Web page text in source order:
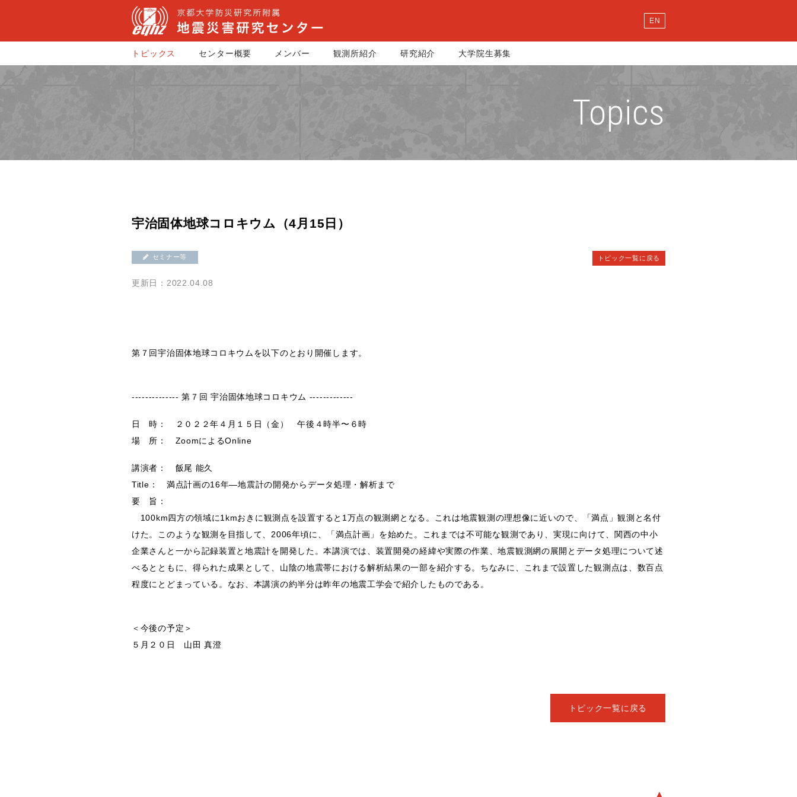
EN
トピックス センター概要 メンバー 観測所紹介 研究紹介 大学院生募集
Topics
宇治固体地球コロキウム（4月15日）
セミナー等
更新日：2022.04.08
トピック一覧に戻る
第７回宇治固体地球コロキウムを以下のとおり開催します。
-------------- 第７回 宇治固体地球コロキウム -------------
日 時： ２０２２年４月１５日（金） 午後４時半〜６時
場 所： ZoomによるOnline
講演者： 飯尾 能久
Title： 満点計画の16年―地震計の開発からデータ処理・解析まで
要 旨：
100km四方の領域に1kmおきに観測点を設置すると1万点の観測網となる。これは地震観測の理想像に近いので、「満点」観測と名付
けた。このような観測を目指して、2006年頃に、「満点計画」を始めた。これまでは不可能な観測であり、実現に向けて、関西の中小
企業さんと一から記録装置と地震計を開発した。本講演では、装置開発の経緯や実際の作業、地震観測網の展開とデータ処理について述
べるとともに、得られた成果として、山陰の地震帯における解析結果の一部を紹介する。ちなみに、これまで設置した観測点は、数百点
程度にとどまっている。なお、本講演の約半分は昨年の地震工学会で紹介したものである。
＜今後の予定＞
５月２０日 山田 真澄
トピック一覧に戻る
▲